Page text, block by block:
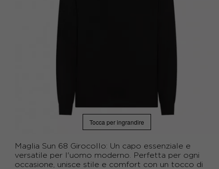
Tocca per ingrandire
Maglia Sun 68 Girocollo: Un capo essenziale e
versatile per l'uomo moderno. Perfetta per ogni
occasione, unisce stile e comfort con un tocco di